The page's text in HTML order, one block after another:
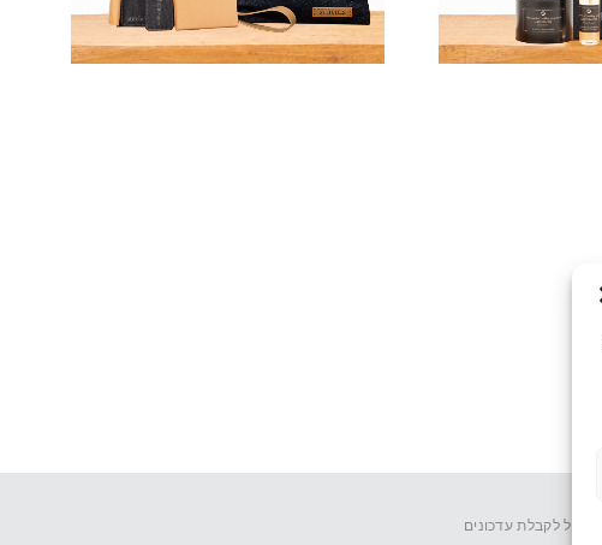
אימייל לקבלת עדכונים